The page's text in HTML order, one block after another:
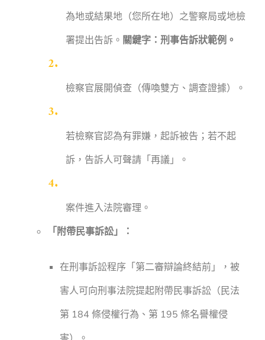
為地或結果地（您所在地）之警察局或地檢
署提出告訴。 關鍵字：刑事告訴狀範例。
檢察官展開偵查（傳喚雙方、調查證據）。
若檢察官認為有罪嫌，起訴被告；若不起
訴，告訴人可聲請「再議」。
案件進入法院審理。
「附帶民事訴訟」：
在刑事訴訟程序「第二審辯論終結前」，被
害人可向刑事法院提起附帶民事訴訟（民法
第 184 條侵權行為、第 195 條名譽權侵